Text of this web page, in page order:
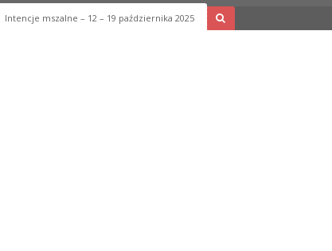
Intencje mszalne – 12 – 19 października 2025